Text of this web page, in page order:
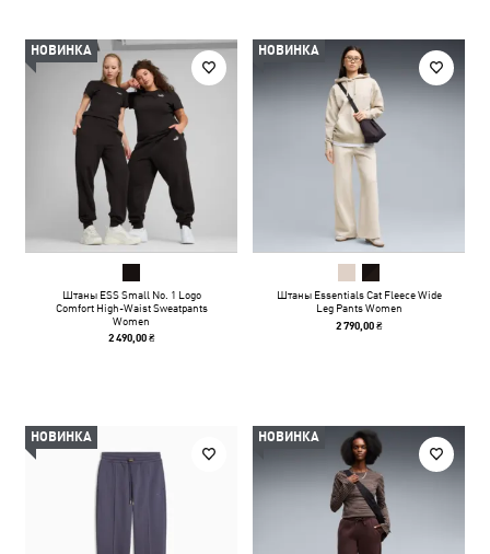
НОВИНКА
Штаны ESS Small No. 1 Logo
Comfort High-Waist Sweatpants
Women
2 490,00 ₴
НОВИНКА
Штаны Essentials Cat Fleece Wide
Leg Pants Women
2 790,00 ₴
НОВИНКА НОВИНКА